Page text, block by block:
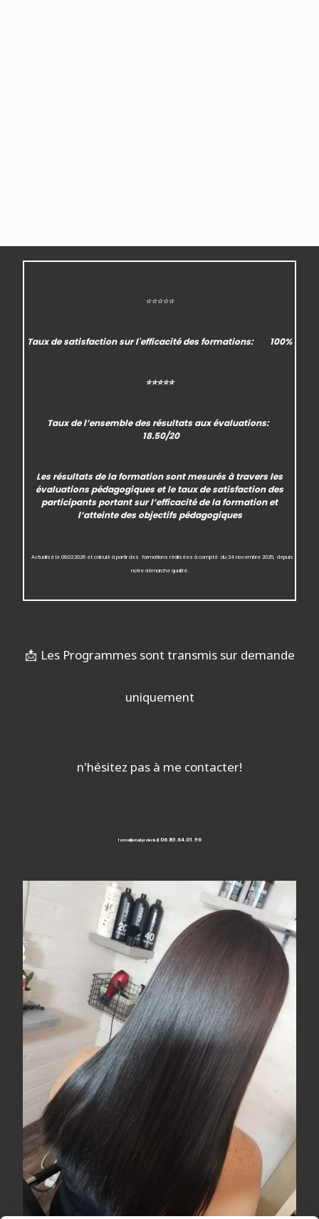
⭐⭐⭐⭐⭐
Taux de satisfactionsur l'efficacité des formations: 100%
⭐⭐⭐⭐⭐
Taux de l’ensemble desrésultats aux évaluations:
18.50/20
Les résultats de la formation sont mesurés à travers les
évaluations pédagogiques et le taux de satisfaction des
participants portant sur l’efficacité de la formation et
l’atteinte des objectifs pédagogiques
Actualisé le 08.02.2026 et calculé à partir des formations réalisées à compté du 24 novembre 2025, depuis
notre démarche qualité.
📩 Les Programmes sont transmis sur demande
uniquement
n'hésitez pas à me contacter!
formati[email protected] 06.83.64.01.96